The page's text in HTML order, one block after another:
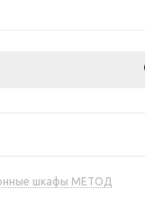
шкафы МЕТОД